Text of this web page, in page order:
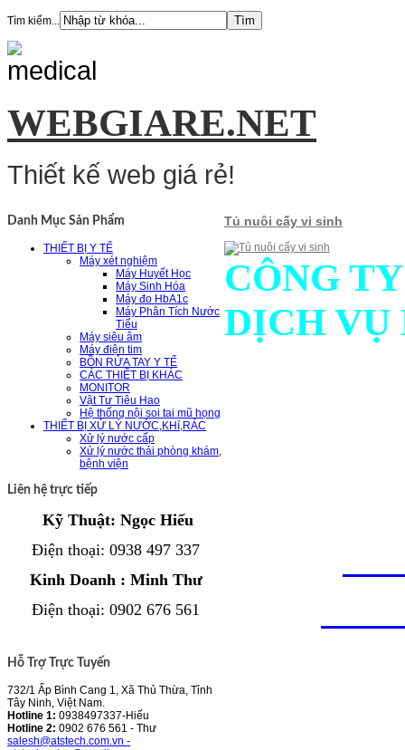
Tìm kiếm...
WEBGIARE.NET
Thiết kế web giá rẻ!
Danh Mục Sản Phẩm
THIẾT BỊ Y TẾ
Máy xét nghiệm
Máy Huyết Học
Máy Sinh Hóa
Máy đo HbA1c
Máy Phân Tích Nước
Tiểu
Máy siêu âm
Máy điện tim
BỒN RỬA TAY Y TẾ
CÁC THIẾT BỊ KHÁC
MONITOR
Vật Tư Tiêu Hao
Hệ thống nội soi tai mũ họng
THIẾT BỊ XỬ LÝ NƯỚC,KHí,RÁC
Xử lý nước cấp
Xử lý nước thải phòng khám,
bệnh viện
Liên hệ trực tiếp
Kỹ Thuật: Ngọc Hiếu
Điện thoại: 0938 497 337
Kinh Doanh : Minh Thư
Điện thoại: 0902 676 561
Hỗ Trợ Trực Tuyến
732/1 Ấp Bình Cang 1, Xã Thủ Thừa, Tỉnh
Tây Ninh, Việt Nam.
Hotline 1: 0938497337-Hiếu
Hotline 2: 0902 676 561 - Thư
salesh@atstech.com.vn -
Tủ nuôi cấy vi sinh
CÔNG
DỊCH VỤ